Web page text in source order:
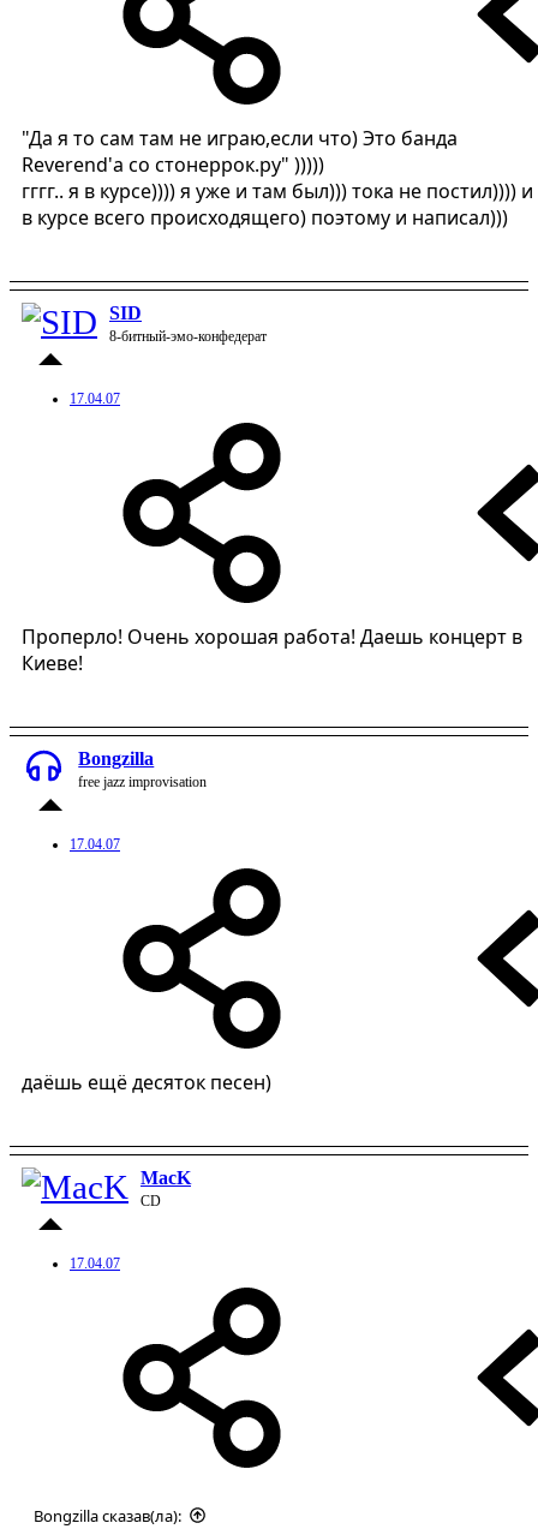
"Да я то сам там не играю,если что) Это банда
Reverend'а со стонеррок.ру" )))))
гггг.. я в курсе)))) я уже и там был))) тока не постил)))) и
в курсе всего происходящего) поэтому и написал)))
SID
8-битный-эмо-конфедерат
17.04.07
Проперло! Очень хорошая работа! Даешь концерт в
Киеве!
Bongzilla
free jazz improvisation
17.04.07
даёшь ещё десяток песен)
MacK
CD
17.04.07
Bongzilla сказав(ла):